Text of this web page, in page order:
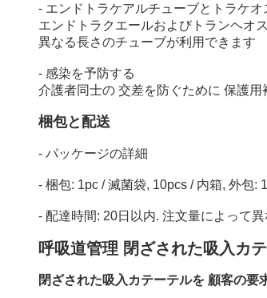
- エンドトラケアルチューブとトラケ
エンドトラクエールおよびトランヘオ
異なる長さのチューブが利用できます
- 感染を予防する
介護者同士の 交差を防ぐために 保護
梱包と配送
- パッケージの詳細
- 梱包: 1pc / 滅菌袋, 10pcs / 内箱, 外包:
- 配達時間: 20日以内. 注文量によって
呼吸道管理 閉ざされた吸入カ
閉ざされた吸入カテーテルを 顧客の要